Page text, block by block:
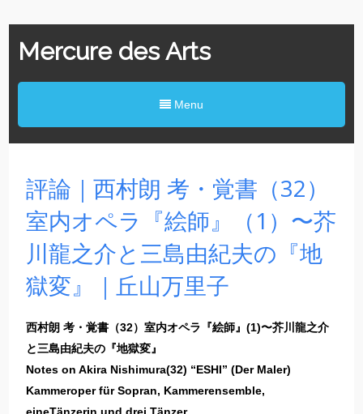
Mercure des Arts
Menu
評論｜西村朗 考・覚書（32）
室内オペラ『絵師』（1）〜芥
川龍之介と三島由紀夫の『地
獄変』｜丘山万里子
西村朗 考・覚書（32）室内オペラ『絵師』(1)〜芥川龍之介
と三島由紀夫の『地獄変』
Notes on Akira Nishimura(32) “ESHI” (Der Maler)
Kammeroper für Sopran, Kammerensemble,